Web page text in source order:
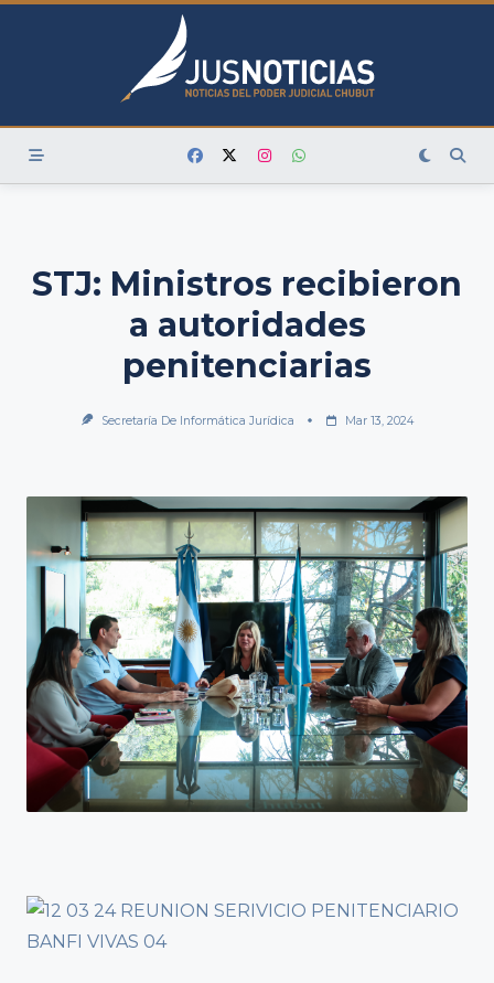
Skip
STJ: Ministros recibieron
a autoridades
penitenciarias
Secretaría De Informática Jurídica Mar 13, 2024